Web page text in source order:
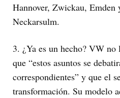
Hannover, Zwickau, Emden
Neckarsulm.
3. ¿Ya es un hecho? VW
que “estos asuntos se
correspondientes” y que el
transformación. Su modelo